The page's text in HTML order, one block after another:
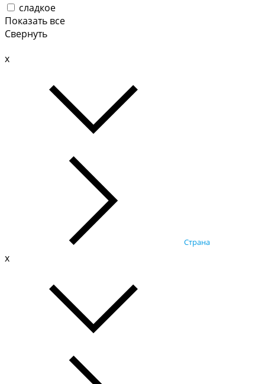
сладкое
Показать все
Свернуть
x
Страна
x